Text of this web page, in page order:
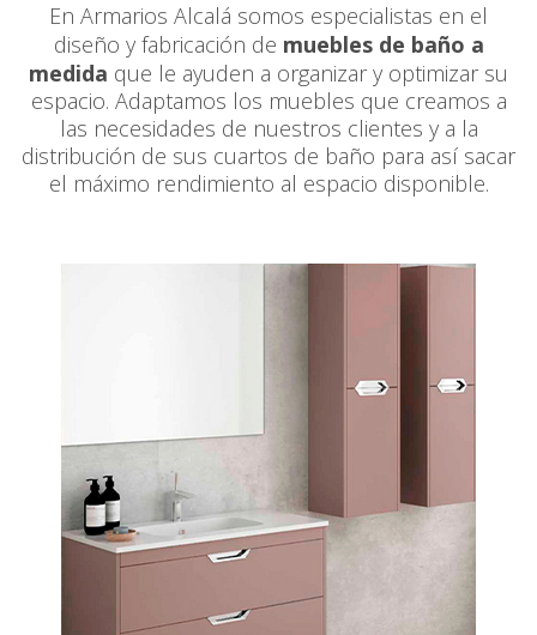
En Armarios Alcalá somos especialistas en el
diseño y fabricación de muebles de baño a
medida que le ayuden a organizar y optimizar su
espacio. Adaptamos los muebles que creamos a
las necesidades de nuestros clientes y a la
distribución de sus cuartos de baño para así sacar
el máximo rendimiento al espacio disponible.